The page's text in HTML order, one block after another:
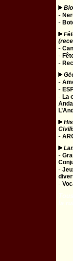
-
-
-
-
-
-
-
- La
-
-
-
-